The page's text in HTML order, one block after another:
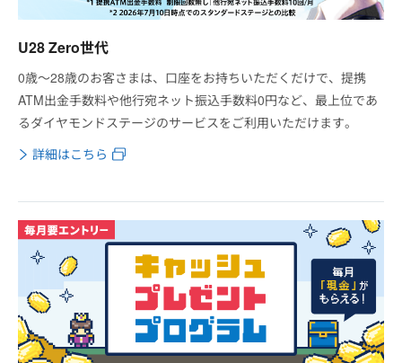
U28 Zero世代
0歳～28歳のお客さまは、口座をお持ちいただくだけで、提携
ATM出金手数料や他行宛ネット振込手数料0円など、最上位であ
るダイヤモンドステージのサービスをご利用いただけます。
詳細はこちら